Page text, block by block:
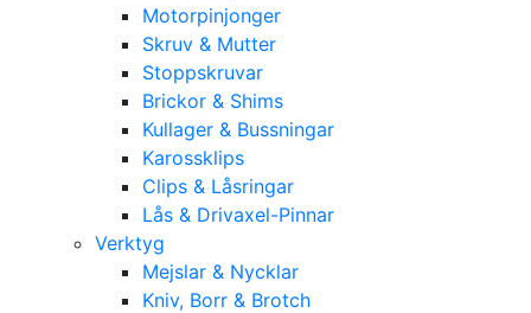
Motorpinjonger
Skruv & Mutter
Stoppskruvar
Brickor & Shims
Kullager & Bussningar
Karossklips
Clips & Låsringar
Lås & Drivaxel-Pinnar
Verktyg
Mejslar & Nycklar
Kniv, Borr & Brotch